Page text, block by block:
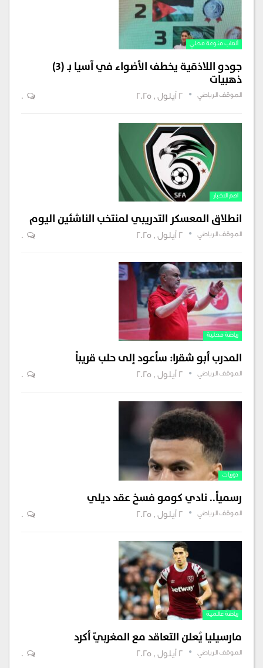
ألعاب منوعة محلي
جودو اللاذقية يخطف الأضواء في آسيا بـ (3)
ذهبيات
الموقف الرياضي 0
اهم الاخبار
انطلاق المعسكر التدريبي لمنتخب الناشئين اليوم
الموقف الرياضي 0
رياضة محلية
المدرب أبو شقرا: سأعود إلى حلب قريباً
الموقف الرياضي 0
دوريات
رسمياً.. نادي كومو فسخ عقد ديلي
الموقف الرياضي 0
رياضة عالمية
مارسيليا يُعلن التعاقد مع المغربيّ أكرد
الموقف الرياضي 0